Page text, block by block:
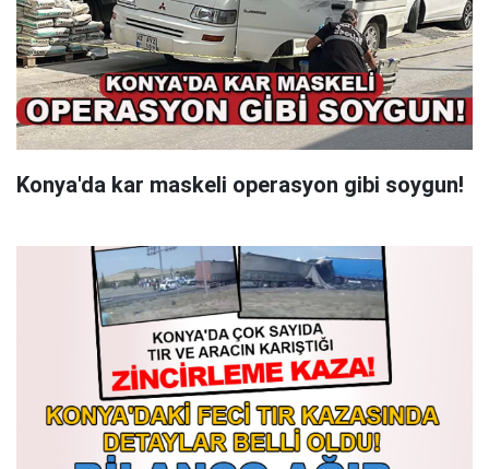
Konya'da kar maskeli operasyon gibi soygun!